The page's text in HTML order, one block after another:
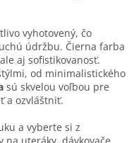
vyhotovený, čo
údržbu. Čierna farba
aj sofistikovanosť.
od minimalistického
sú skvelou voľbou pre
a ozvláštniť.
a vyberte si z